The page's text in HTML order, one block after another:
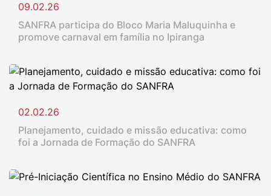
09.02.26
SANFRA participa do Bloco Maria Maluquinha e
promove carnaval em família no Ipiranga
02.02.26
Planejamento, cuidado e missão educativa: como
foi a Jornada de Formação do SANFRA